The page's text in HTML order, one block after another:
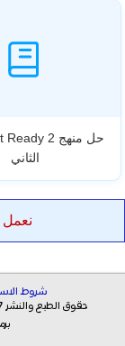
الثاني
نعمل
شروط
حقوق الطبع والنشر 2017 - 2025 موقع حلول التعليمي جميع الحقوق محفوظة